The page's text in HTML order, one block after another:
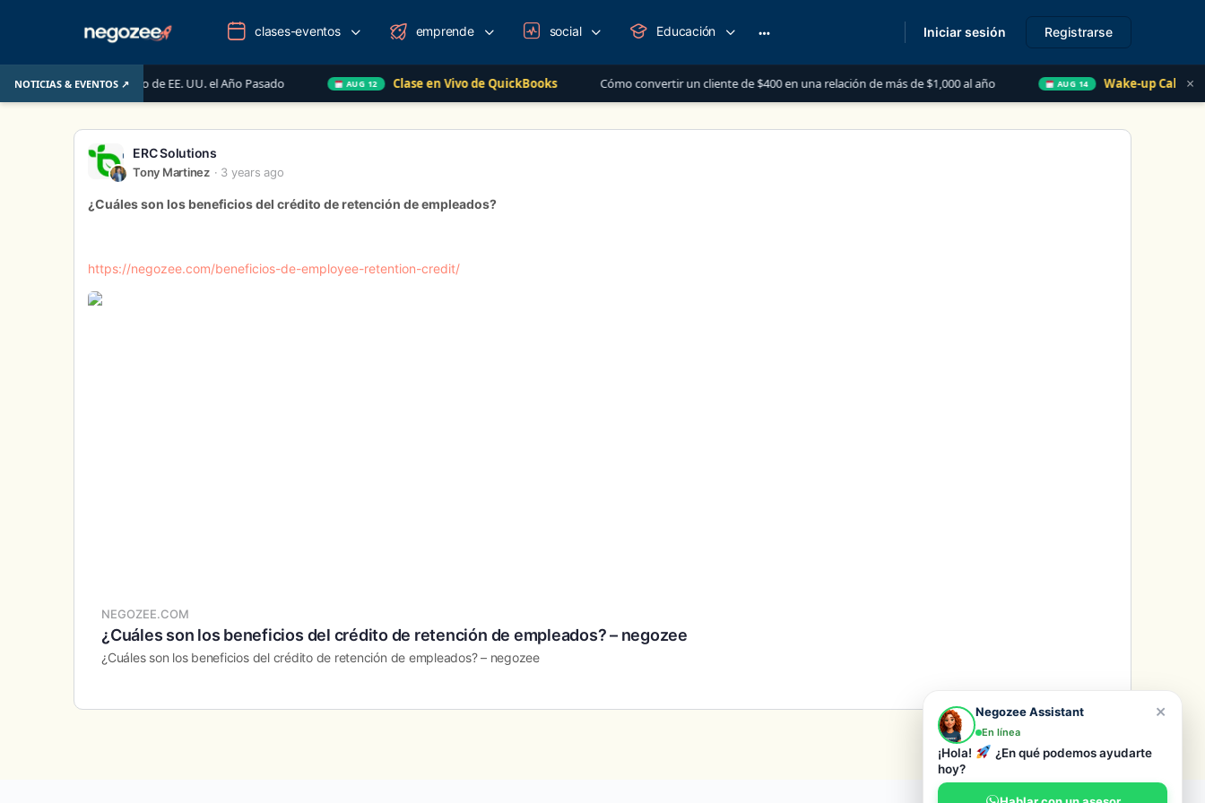
NOTICIAS & EVENTOS ↗
Inmobiliario de EE. UU. el Año Pasado AUG 12 Clase en Vivo de QuickBooks Cómo convertir un cliente de $400 en una relación de más de $1,000 al año AUG 14 Wake-up Call Friday
×
clases-eventos emprende social Educación
options
Iniciar sesión Registrarse
ERC Solutions
Tony Martinez 3 years ago
¿Cuáles son los beneficios del crédito de retención de empleados?
https://negozee.com/beneficios-de-employee-retention-credit/
NEGOZEE.COM
¿Cuáles son los beneficios del crédito de retención de empleados? – negozee
¿Cuáles son los beneficios del crédito de retención de empleados? – negozee
×
Negozee Assistant
En línea
¡Hola!
¿En qué podemos ayudarte
hoy?